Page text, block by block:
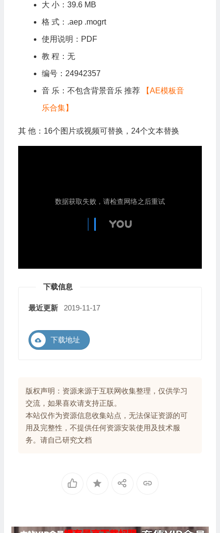
大 小：39.6 MB
格 式：.aep .mogrt
使用说明：PDF
教 程：无
编号：24942357
音 乐：不包含背景音乐 推荐 【AE模板音
乐合集】
其 他：16个图片或视频可替换，24个文本替换
下载信息
最近更新 2019-11-17
下载地址
版权声明：资源来源于互联网收集整理，仅供学习
交流，如果喜欢请支持正版。
本站仅作为资源信息收集站点，无法保证资源的可
用及完整性，不提供任何资源安装使用及技术服
务。请自己研究文档